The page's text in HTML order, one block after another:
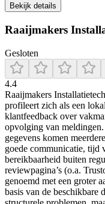
Bekijk details
Raaijmakers
Gesloten
4.4
Raaijmakers
profileert zich als een
klantfeedback over
opvolging van
gegevens komen
goede communicatie, tijd
bereikbaarheid buiten
reviewpagina’s (o.a.
genoemd met een groter
basis van de beschikbare